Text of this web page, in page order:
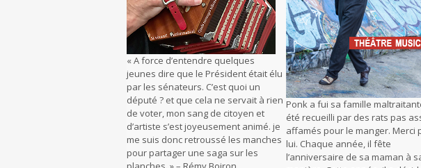
« A force d’entendre quelques
jeunes dire que le Président était élu
par les sénateurs. C’est quoi un
député ? et que cela ne servait à rien
de voter, mon sang de citoyen et
d’artiste s’est joyeusement animé. je
me suis donc retroussé les manches
pour partager une saga sur les
Ponk a fui sa famille
été recueilli par des rats pas
affamés pour le manger. Merci
lui. Chaque année, il fête
l’anniversaire de sa maman à